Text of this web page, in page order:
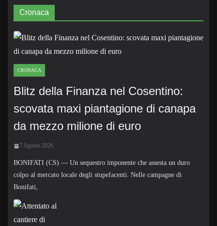
Cronaca
CRONACA
Blitz della Finanza nel Cosentino:
scovata maxi piantagione di canapa
da mezzo milione di euro
7 Agosto 2026
BONIFATI (CS) — Un sequestro imponente che assesta un duro
colpo al mercato locale degli stupefacenti. Nelle campagne di
Bonifati,